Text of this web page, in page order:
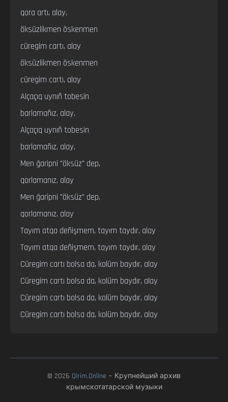
qora artı, alay,
öksüzlikmen öskenmen
cüregim cartı, alay
öksüzlikmen öskenmen
cüregim cartı, alay
Alçaçıq uynıñ tobesin
barlamañız, alay,
Alçaçıq uynıñ tobesin
barlamañız, alay,
Men ğaripni "öksüz" dep,
qorlamanız, alay
Men ğaripni "öksüz" dep,
qorlamanız, alay
Tayım atqa deñişmem, tayım taydır, alay
Tayım atqa deñişmem, tayım taydır, alay
Cüregim cartı bolsa da, kolüm baydır, alay
Cüregim cartı bolsa da, kolüm baydır, alay
Cüregim cartı bolsa da, kolüm baydır, alay
Cüregim cartı bolsa da, kolüm baydır, alay
© 2026 Qirim.Online — Крупнейший архив
крымскотатарской музыки